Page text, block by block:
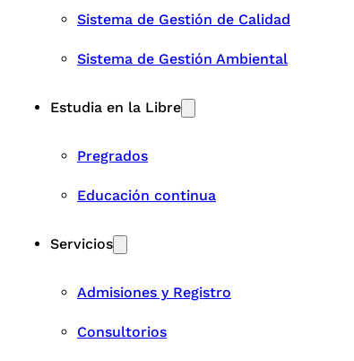
Sistema de Gestión de Calidad
Sistema de Gestión Ambiental
Estudia en la Libre
Pregrados
Educación continua
Servicios
Admisiones y Registro
Consultorios